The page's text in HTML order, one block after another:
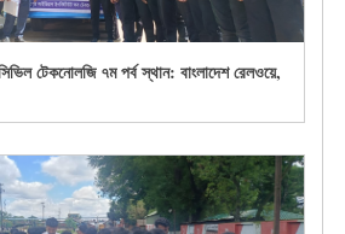
টেকনোলজি ৭ম পর্ব স্থান: বাংলাদেশ রেলওয়ে,